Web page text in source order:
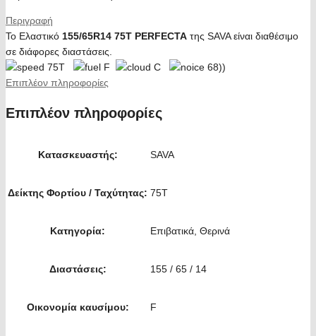
Περιγραφή
Το Ελαστικό 155/65R14 75T PERFECTA της SAVA είναι διαθέσιμο
σε διάφορες διαστάσεις.
75T
F C
68))
Επιπλέον πληροφορίες
Επιπλέον πληροφορίες
Κατασκευαστής: SAVA
Δείκτης Φορτίου / Ταχύτητας: 75T
Κατηγορία: Επιβατικά, Θερινά
Διαστάσεις: 155 / 65 / 14
Οικονομία καυσίμου: F